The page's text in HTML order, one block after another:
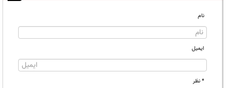
نام
ایمیل
* نظر